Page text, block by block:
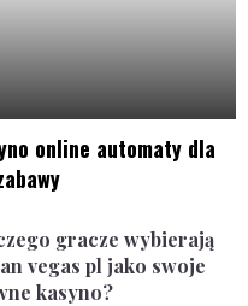
online automaty dla
gracze wybierają
vegas pl jako swoje
kasyno?